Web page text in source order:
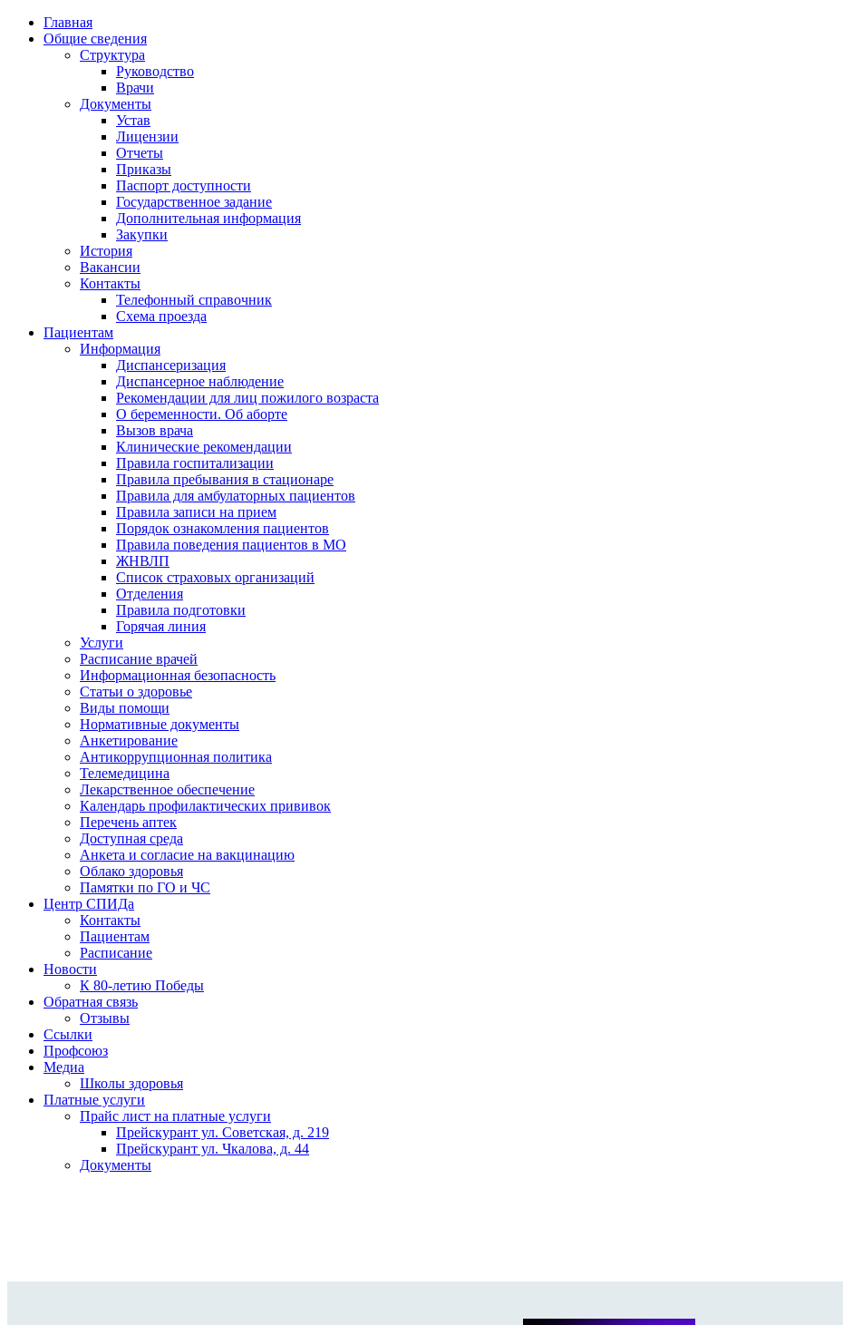
Главная
Общие сведения
Структура
Руководство
Врачи
Документы
Устав
Лицензии
Отчеты
Приказы
Паспорт доступности
Государственное задание
Дополнительная информация
Закупки
История
Вакансии
Контакты
Телефонный справочник
Схема проезда
Пациентам
Информация
Диспансеризация
Диспансерное наблюдение
Рекомендации для лиц пожилого возраста
О беременности. Об аборте
Вызов врача
Клинические рекомендации
Правила госпитализации
Правила пребывания в стационаре
Правила для амбулаторных пациентов
Правила записи на прием
Порядок ознакомления пациентов
Правила поведения пациентов в МО
ЖНВЛП
Список страховых организаций
Отделения
Правила подготовки
Горячая линия
Услуги
Расписание врачей
Информационная безопасность
Статьи о здоровье
Виды помощи
Нормативные документы
Анкетирование
Антикоррупционная политика
Телемедицина
Лекарственное обеспечение
Календарь профилактических прививок
Перечень аптек
Доступная среда
Анкета и согласие на вакцинацию
Облако здоровья
Памятки по ГО и ЧС
Центр СПИДа
Контакты
Пациентам
Расписание
Новости
К 80-летию Победы
Обратная связь
Отзывы
Ссылки
Профсоюз
Медиа
Школы здоровья
Платные услуги
Прайс лист на платные услуги
Прейскурант ул. Советская, д. 219
Прейскурант ул. Чкалова, д. 44
Документы